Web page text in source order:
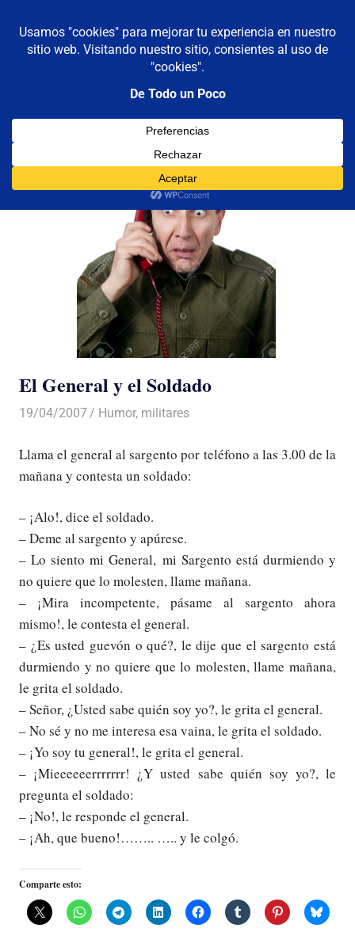
contenido
De todo un poco
Reflexiones,
Viajes
MENÚ
El General y el Soldado
19/04/2007 Luis Castellanos
Humor, militares
Llama el general al sargento por teléfono a las 3.00 de la
mañana y contesta un soldado:
– ¡Alo!, dice el soldado.
– Deme al sargento y apúrese.
– Lo siento mi General, mi Sargento está durmiendo y
no quiere que lo molesten, llame mañana.
– ¡Mira incompetente, pásame al sargento ahora
mismo!, le contesta el general.
– ¿Es usted guevón o qué?, le dije que el sargento está
durmiendo y no quiere que lo molesten, llame mañana,
le grita el soldado.
– Señor, ¿Usted sabe quién soy yo?, le grita el general.
– No sé y no me interesa esa vaina, le grita el soldado.
– ¡Yo soy tu general!, le grita el general.
– ¡Mieeeeeerrrrrrr! ¿Y usted sabe quién soy yo?, le
pregunta el soldado:
– ¡No!, le responde el general.
– ¡Ah, que bueno!…….. ….. y le colgó.
Comparte esto: